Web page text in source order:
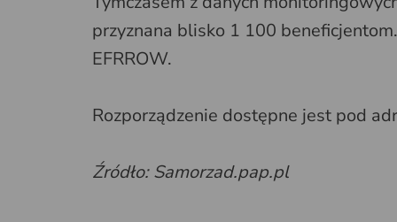
przyznana blisko 1 100
EFRROW.
Rozporządzenie dostępne jest pod
Źródło: Samorzad.pap.pl